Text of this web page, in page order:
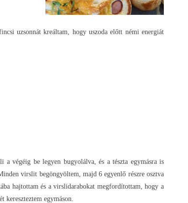
uzsonnát kreáltam, hogy uszoda előtt némi energiát
végéig be legyen bugyolálva, és a tészta egymásra is
virslit begöngyöltem, majd 6 egyenlő részre osztva
hajtottam és a virslidarabokat megfordítottam, hogy a
kereszteztem egymáson.